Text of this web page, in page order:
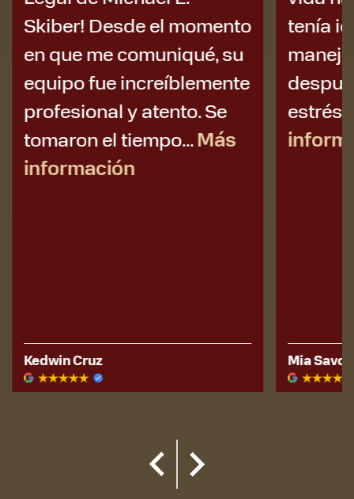
Skiber! Desde el momento
en que me comuniqué, su
equipo fue increíblemente
profesional y atento. Se
tomaron el tiempo...Más
información
Kedwin Cruz
tenía
estrés,
Mia